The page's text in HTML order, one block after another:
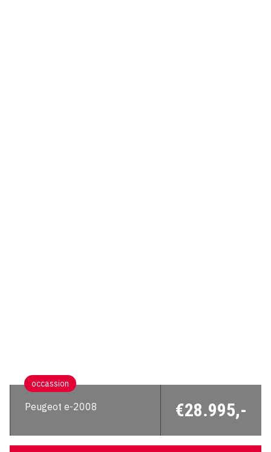
occassion
Peugeot e-2008 €28.995,-